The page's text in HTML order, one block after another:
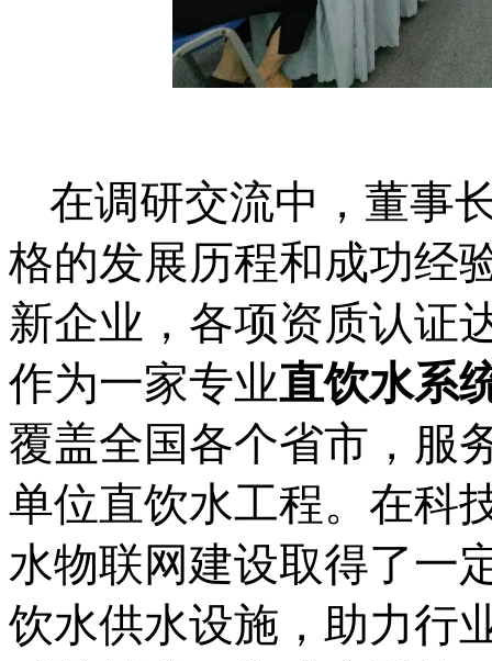
在调研交流中，董事
格的发展历程和成功经
新企业，各项资质认证
作为一家专业直饮水系
覆盖全国各个省市，服
单位直饮水工程。 在科
水物联网建设取得了一
饮水供水设施，助力行